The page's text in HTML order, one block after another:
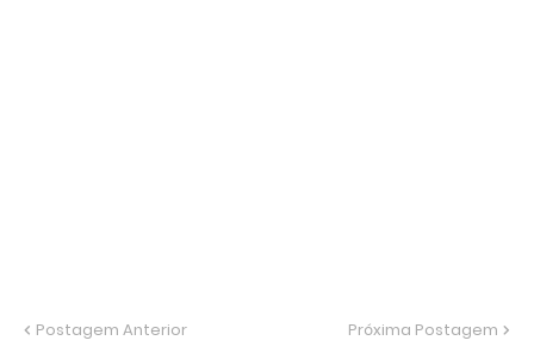
Postagem Anterior Próxima Postagem